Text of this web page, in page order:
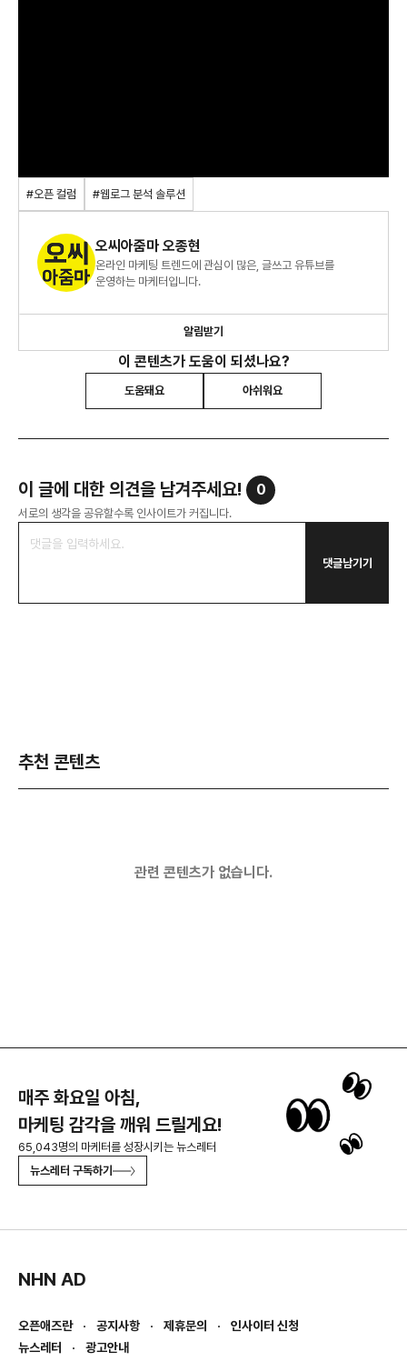
오씨 아줌마는 홈페이지와 유튜브를 통해 광고주에게 도움이 되는 광고
운영 노하우와 온라인 광고 시장의 트렌드를 공유해주고 계십니다.
#오픈 컬럼 #웹로그 분석 솔루션
오씨아줌마 오종현
온라인 마케팅 트렌드에 관심이 많은, 글쓰고 유튜브를
운영하는 마케터입니다.
알림받기
이 콘텐츠가 도움이 되셨나요?
도움돼요 아쉬워요
이 글에 대한 의견을 남겨주세요! 0
서로의 생각을 공유할수록 인사이트가 커집니다.
댓글남기기
추천 콘텐츠
관련 콘텐츠가 없습니다.
매주 화요일 아침,
마케팅 감각을 깨워 드릴게요!
65,043명의 마케터를 성장시키는 뉴스레터
뉴스레터 구독하기
NHN AD
오픈애즈란 공지사항 제휴문의
인사이터 신청
뉴스레터
광고안내